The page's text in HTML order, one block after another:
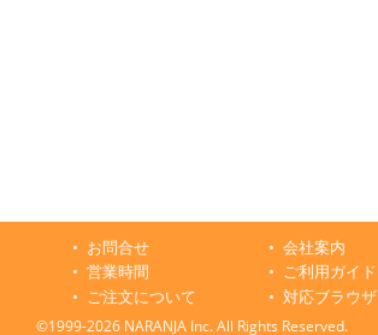
お問合せ 会社案内
営業時間
ご利用ガイド
ご注文について
対応ブラウザ
©1999-2026 NARANJA Inc. All Rights Reserved.